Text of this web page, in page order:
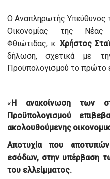
Ο Αναπληρωτής Υπεύθυνος
Οικονομίας της Νέας
Φθιώτιδας, κ. Χρήστος
δήλωση, σχετικά με
Προϋπολογισμού το πρώτο
«Η ανακοίνωση των
Προϋπολογισμού
ακολουθούμενης
Αποτυχία που
εσόδων, στην υπέρβαση
του ελλείμματος.